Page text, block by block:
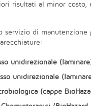
risultati al minor costo,
servizio di manutenzione
unidirezionale
unidirezionale
(cappe